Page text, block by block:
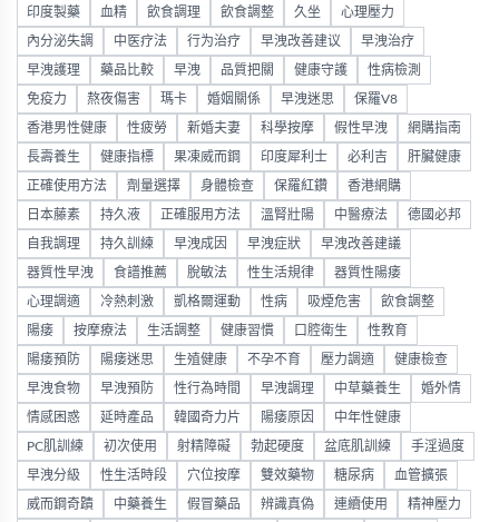
印度製藥 血精 飲食調理 飲食調整 久坐 心理壓力
內分泌失調 中医疗法 行为治疗 早洩改善建议 早洩治疗
早洩護理 藥品比較 早洩 品質把關 健康守護 性病檢測
免疫力 熬夜傷害 瑪卡 婚姻關係 早洩迷思 保羅V8
香港男性健康 性疲勞 新婚夫妻 科學按摩 假性早洩 網購指南
長壽養生 健康指標 果凍威而鋼 印度犀利士 必利吉 肝臟健康
正確使用方法 劑量選擇 身體檢查 保羅紅鑽 香港網購
日本藤素 持久液 正確服用方法 溫腎壯陽 中醫療法 德國必邦
自我調理 持久訓練 早洩成因 早洩症狀 早洩改善建議
器質性早洩 食譜推薦 脫敏法 性生活規律 器質性陽痿
心理調適 冷熱刺激 凱格爾運動 性病 吸煙危害 飲食調整
陽痿 按摩療法 生活調整 健康習慣 口腔衛生 性教育
陽痿預防 陽痿迷思 生殖健康 不孕不育 壓力調適 健康檢查
早洩食物 早洩預防 性行為時間 早洩調理 中草藥養生 婚外情
情感困惑 延時產品 韓國奇力片 陽痿原因 中年性健康
PC肌訓練 初次使用 射精障礙 勃起硬度 盆底肌訓練 手淫過度
早洩分級 性生活時段 穴位按摩 雙效藥物 糖尿病 血管擴張
威而鋼奇蹟 中藥養生 假冒藥品 辨識真偽 連續使用 精神壓力